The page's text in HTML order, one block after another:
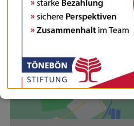
Diesen externen